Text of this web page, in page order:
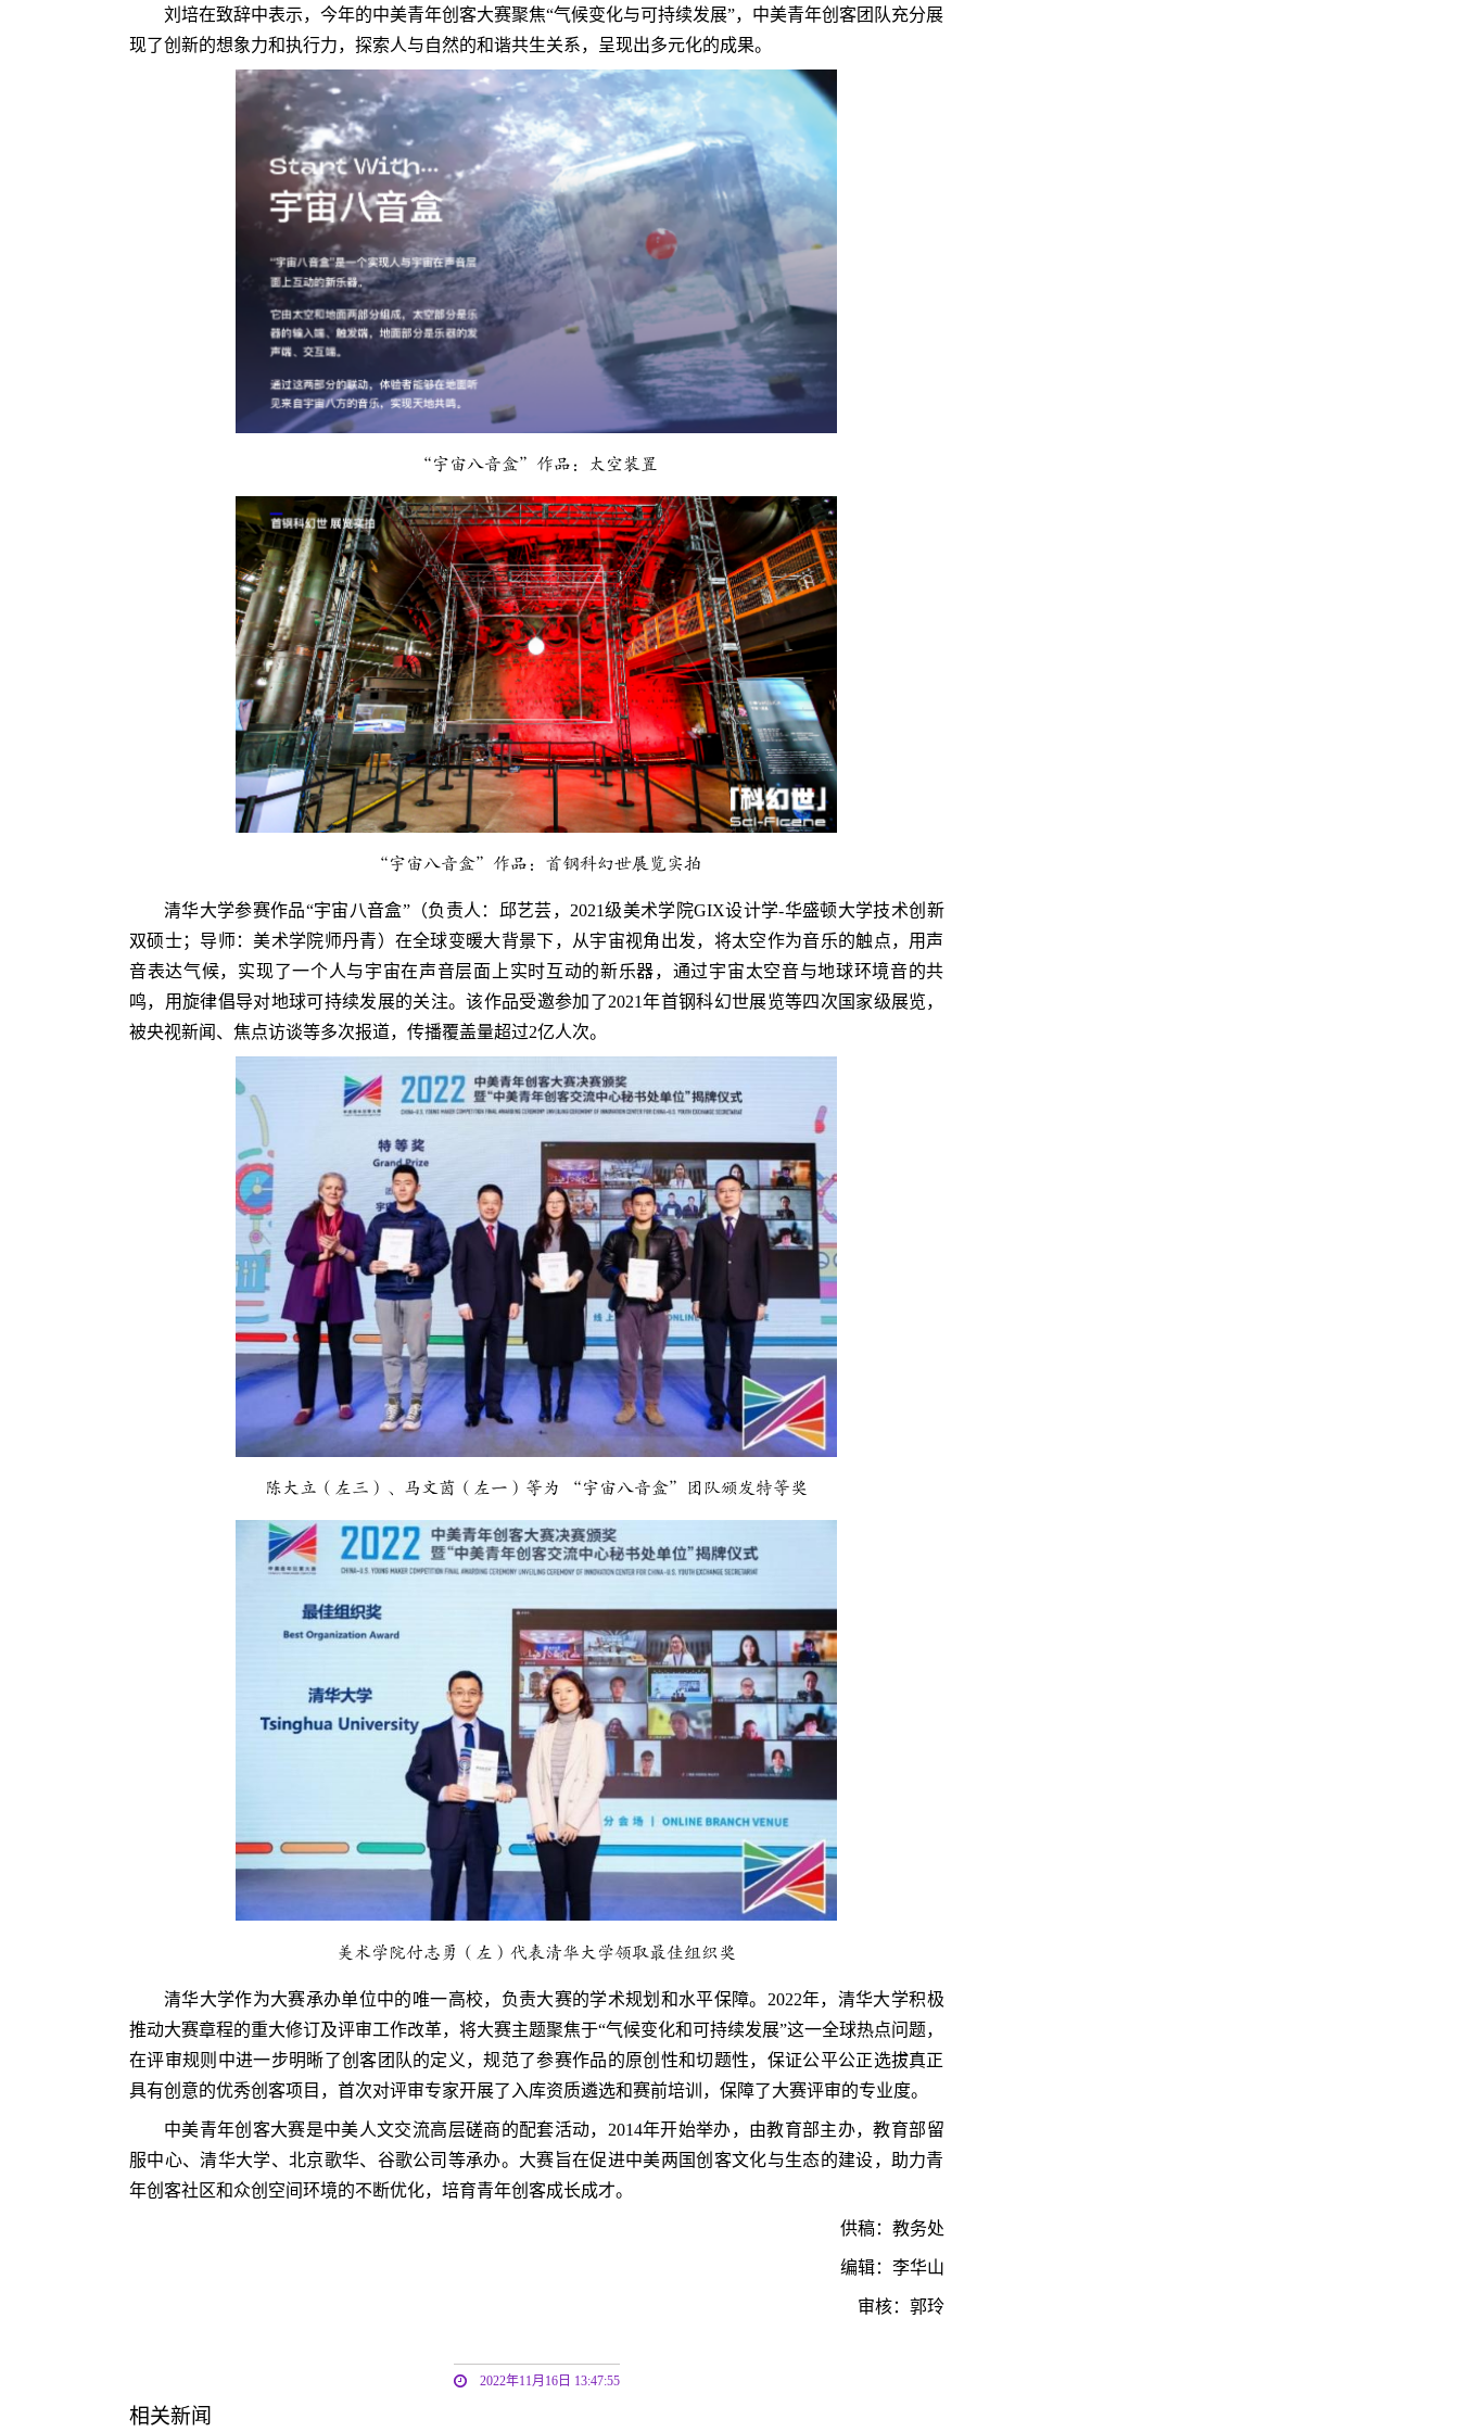
刘培在致辞中表示，今年的中美青年创客大赛聚焦“气候变化与可持续发展”，中美青年创客团队充分展
现了创新的想象力和执行力，探索人与自然的和谐共生关系，呈现出多元化的成果。
“宇宙八音盒”作品：太空装置
“宇宙八音盒”作品：首钢科幻世展览实拍
清华大学参赛作品“宇宙八音盒”（负责人：邱艺芸，2021级美术学院GIX设计学-华盛顿大学技术创新
双硕士；导师：美术学院师丹青）在全球变暖大背景下，从宇宙视角出发，将太空作为音乐的触点，用声
音表达气候，实现了一个人与宇宙在声音层面上实时互动的新乐器，通过宇宙太空音与地球环境音的共
鸣，用旋律倡导对地球可持续发展的关注。该作品受邀参加了2021年首钢科幻世展览等四次国家级展览，
被央视新闻、焦点访谈等多次报道，传播覆盖量超过2亿人次。
陈大立（左三）、马文茵（左一）等为 “宇宙八音盒”团队颁发特等奖
美术学院付志勇（左）代表清华大学领取最佳组织奖
清华大学作为大赛承办单位中的唯一高校，负责大赛的学术规划和水平保障。2022年，清华大学积极
推动大赛章程的重大修订及评审工作改革，将大赛主题聚焦于“气候变化和可持续发展”这一全球热点问题，
在评审规则中进一步明晰了创客团队的定义，规范了参赛作品的原创性和切题性，保证公平公正选拔真正
具有创意的优秀创客项目，首次对评审专家开展了入库资质遴选和赛前培训，保障了大赛评审的专业度。
中美青年创客大赛是中美人文交流高层磋商的配套活动，2014年开始举办，由教育部主办，教育部留
服中心、清华大学、北京歌华、谷歌公司等承办。大赛旨在促进中美两国创客文化与生态的建设，助力青
年创客社区和众创空间环境的不断优化，培育青年创客成长成才。
供稿：教务处
编辑：李华山
审核：郭玲
2022年11月16日 13:47:55
相关新闻